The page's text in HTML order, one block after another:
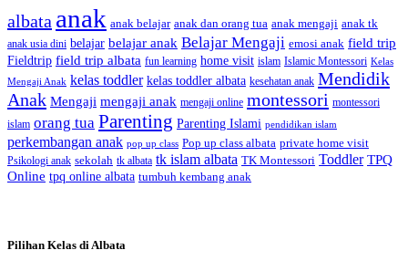
albata anak anak belajar anak dan orang tua anak mengaji anak tk
anak usia dini belajar belajar anak Belajar Mengaji emosi anak field trip
Fieldtrip field trip albata fun learning home visit islam Islamic Montessori Kelas
Mengaji Anak kelas toddler kelas toddler albata kesehatan anak Mendidik
Anak Mengaji mengaji anak mengaji online montessori montessori
islam orang tua Parenting Parenting Islami pendidikan islam
perkembangan anak pop up class Pop up class albata private home visit
Psikologi anak sekolah tk albata tk islam albata TK Montessori Toddler TPQ
Online tpq online albata tumbuh kembang anak
Pilihan Kelas di Albata